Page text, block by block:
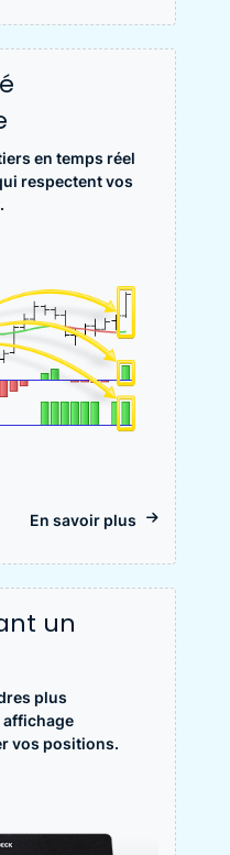
en temps réel
respectent vos
En savoir plus
un
plus
vos positions.